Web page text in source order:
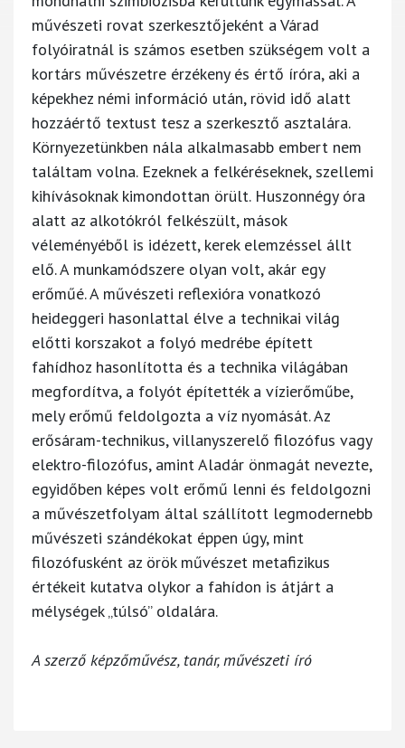
művészeti rovat szerkesztőjeként a Várad
folyóiratnál is számos esetben szükségem volt a
kortárs művészetre érzékeny és értő íróra, aki a
képekhez némi információ után, rövid idő alatt
hozzáértő textust tesz a szerkesztő asztalára.
Környezetünkben nála alkalmasabb embert nem
találtam volna. Ezeknek a felkéréseknek, szellemi
kihívásoknak kimondottan örült. Huszonnégy óra
alatt az alkotókról felkészült, mások
véleményéből is idézett, kerek elemzéssel állt
elő. A munkamódszere olyan volt, akár egy
erőműé. A művészeti reflexióra vonatkozó
heideggeri hasonlattal élve a technikai világ
előtti korszakot a folyó medrébe épített
fahídhoz hasonlította és a technika világában
megfordítva, a folyót építették a vízierőműbe,
mely erőmű feldolgozta a víz nyomását. Az
erősáram-technikus, villanyszerelő filozófus vagy
elektro-filozófus, amint Aladár önmagát nevezte,
egyidőben képes volt erőmű lenni és feldolgozni
a művészetfolyam által szállított legmodernebb
művészeti szándékokat éppen úgy, mint
filozófusként az örök művészet metafizikus
értékeit kutatva olykor a fahídon is átjárt a
mélységek „túlsó” oldalára.
A szerző képzőművész, tanár, művészeti író